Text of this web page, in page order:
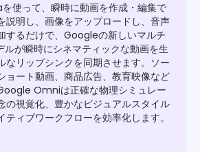
使って、瞬時に動画を作成・編集で
説明し、画像をアップロードし、音声
するだけで、Googleの新しいマルチ
ルが瞬時にシネマティックな動画を生
なリップシンクを同期させます。ソー
ョート動画、商品広告、教育映像など
Omniは正確な物理シミュレー
の視覚化、豊かなビジュアルスタイル
ティブワークフローを効率化します。